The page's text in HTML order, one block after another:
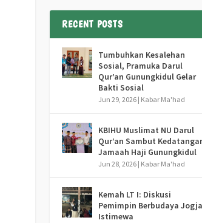
RECENT POSTS
Tumbuhkan Kesalehan
Sosial, Pramuka Darul
Qur’an Gunungkidul Gelar
Bakti Sosial
Jun 29, 2026 | Kabar Ma'had
KBIHU Muslimat NU Darul
Qur’an Sambut
Jamaah Haji Gunungkidul
Jun 28, 2026 | Kabar Ma'had
Kemah LT I: Diskusi
Pemimpin Berbudaya Jogja
Istimewa